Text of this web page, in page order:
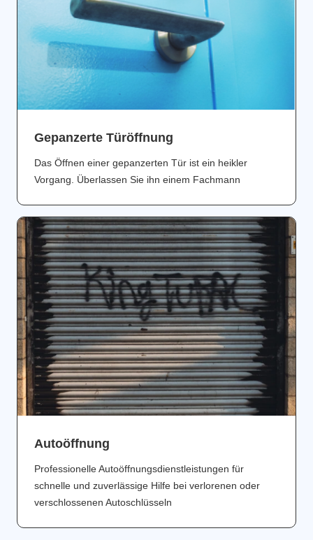
Gepanzerte Türöffnung
Das Öffnen einer gepanzerten Tür ist ein heikler
Vorgang. Überlassen Sie ihn einem Fachmann
Аutoöffnung
Professionelle Autoöffnungsdienstleistungen für
schnelle und zuverlässige Hilfe bei verlorenen oder
verschlossenen Autoschlüsseln